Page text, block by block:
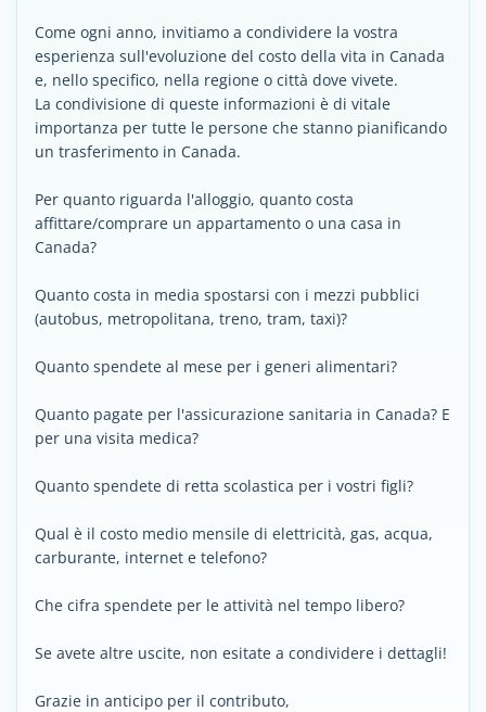
Come ogni anno, invitiamo a condividere la vostra
esperienza sull'evoluzione del costo della vita in Canada
e, nello specifico, nella regione o città dove vivete.
La condivisione di queste informazioni è di vitale
importanza per tutte le persone che stanno pianificando
un trasferimento in Canada.
Per quanto riguarda l'alloggio, quanto costa
affittare/comprare un appartamento o una casa in
Canada?
Quanto costa in media spostarsi con i mezzi pubblici
(autobus, metropolitana, treno, tram, taxi)?
Quanto spendete al mese per i generi alimentari?
Quanto pagate per l'assicurazione sanitaria in Canada? E
per una visita medica?
Quanto spendete di retta scolastica per i vostri figli?
Qual è il costo medio mensile di elettricità, gas, acqua,
carburante, internet e telefono?
Che cifra spendete per le attività nel tempo libero?
Se avete altre uscite, non esitate a condividere i dettagli!
Grazie in anticipo per il contributo,